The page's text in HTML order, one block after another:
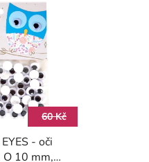
60 Kč
- oči
10 mm,